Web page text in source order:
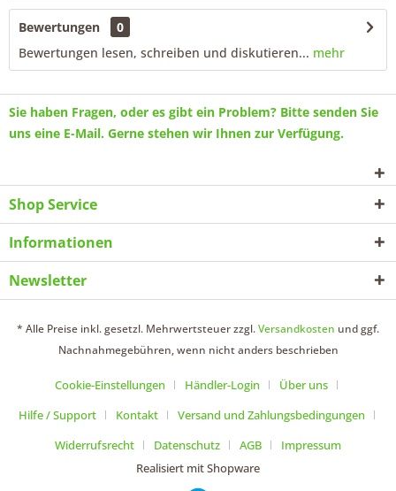
Bewertungen
0
Bewertungen lesen, schreiben und diskutieren... mehr
Sie haben Fragen, oder es gibt ein Problem? Bitte senden Sie
uns eine E-Mail. Gerne stehen wir Ihnen zur Verfügung.
Shop Service
Informationen
Newsletter
* Alle Preise inkl. gesetzl. Mehrwertsteuer zzgl.Versandkosten und ggf.
Nachnahmegebühren, wenn nicht anders beschrieben
Cookie-Einstellungen Händler-Login
Über uns
Hilfe / Support
Kontakt
Versand und Zahlungsbedingungen
Widerrufsrecht
Datenschutz AGB
Impressum
Realisiert mit Shopware